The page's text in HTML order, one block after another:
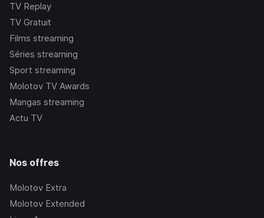
TV Replay
TV Gratuit
Films streaming
Séries streaming
Sport streaming
Molotov TV Awards
Mangas streaming
Actu TV
Nos offres
Molotov Extra
Molotov Extended